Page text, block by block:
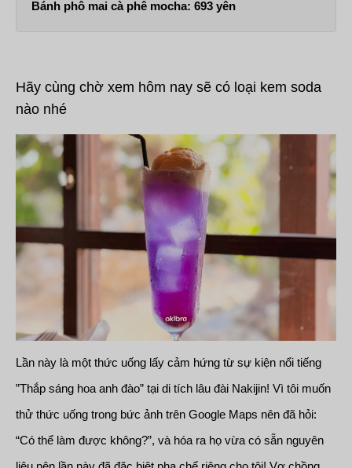
Bánh phô mai cà phê mocha: 693 yên
Hãy cùng chờ xem hôm nay sẽ có loại kem soda
nào nhé
Lần này là một thức uống lấy cảm hứng từ sự kiện nổi tiếng
”Thắp sáng hoa anh đào” tại di tích lâu đài Nakijin! Vì tôi muốn
thử thức uống trong bức ảnh trên Google Maps nên đã hỏi:
“Có thể làm được không?”, và hóa ra họ vừa có sẵn nguyên